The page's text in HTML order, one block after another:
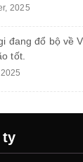
2025
đang đổ bộ về
tốt.
ty